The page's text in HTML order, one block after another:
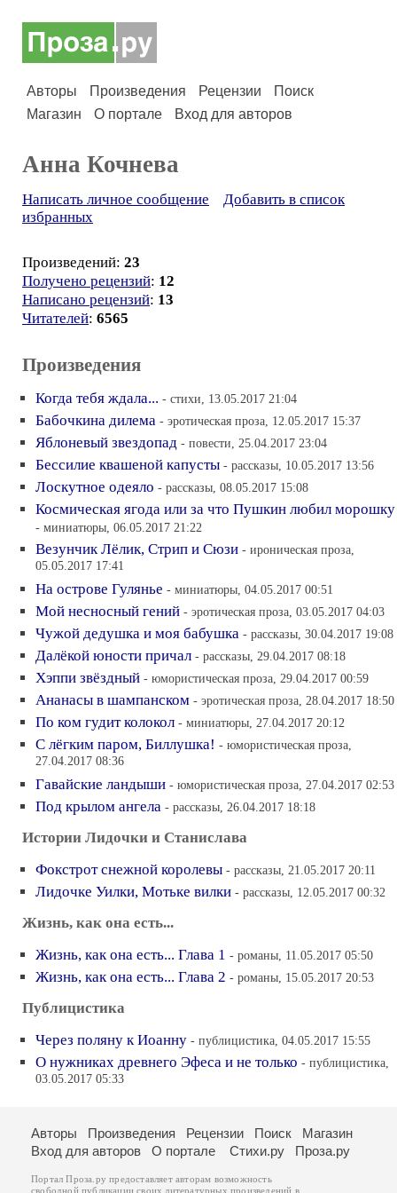
Авторы Произведения Рецензии
Поиск
Магазин
О портале Вход для авторов
Анна Кочнева
Написать личное сообщение
Добавить в список
избранных
Произведений: 23
Получено рецензий: 12
Написано рецензий: 13
Читателей: 6565
Произведения
Когда тебя ждала... - стихи, 13.05.2017 21:04
Бабочкина дилема - эротическая проза, 12.05.2017 15:37
Яблоневый звездопад - повести, 25.04.2017 23:04
Бессилие квашеной капусты - рассказы, 10.05.2017 13:56
Лоскутное одеяло - рассказы, 08.05.2017 15:08
Космическая ягода или за что Пушкин любил морошку
- миниатюры, 06.05.2017 21:22
Везунчик Лёлик, Стрип и Сюзи - ироническая проза,
05.05.2017 17:41
На острове Гулянье - миниатюры, 04.05.2017 00:51
Мой несносный гений - эротическая проза, 03.05.2017 04:03
Чужой дедушка и моя бабушка - рассказы, 30.04.2017 19:08
Далёкой юности причал - рассказы, 29.04.2017 08:18
Хэппи звёздный - юмористическая проза, 29.04.2017 00:59
Ананасы в шампанском - эротическая проза, 28.04.2017 18:50
По ком гудит колокол - миниатюры, 27.04.2017 20:12
С лёгким паром, Биллушка! - юмористическая проза,
27.04.2017 08:36
Гавайские ландыши - юмористическая проза, 27.04.2017 02:53
Под крылом ангела - рассказы, 26.04.2017 18:18
Истории Лидочки и Станислава
Фокстрот снежной королевы - рассказы, 21.05.2017 20:11
Лидочке Уилки, Мотьке вилки - рассказы, 12.05.2017 00:32
Жизнь, как она есть...
Жизнь, как она есть... Глава 1 - романы, 11.05.2017 05:50
Жизнь, как она есть... Глава 2 - романы, 15.05.2017 20:53
Публицистика
Через поляну к Иоанну - публицистика, 04.05.2017 15:55
О нужниках древнего Эфеса и не только - публицистика,
03.05.2017 05:33
Авторы Произведения Рецензии Поиск
Магазин
Вход для авторов
О портале Стихи.ру Проза.ру
Портал Проза.ру предоставляет авторам возможность
свободной публикации своих литературных произведений в